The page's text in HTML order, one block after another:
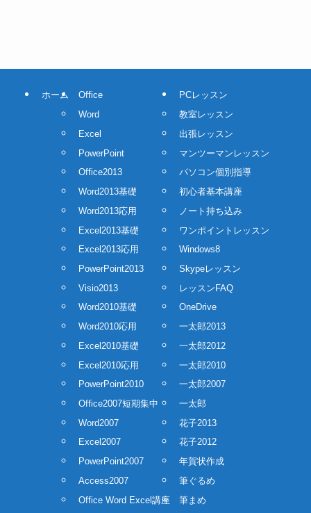
ホーム
Office
Word
Excel
PowerPoint
Office2013
Word2013基礎
Word2013応用
Excel2013基礎
Excel2013応用
PowerPoint2013
Visio2013
Word2010基礎
Word2010応用
Excel2010基礎
Excel2010応用
PowerPoint2010
Office2007短期集中
Word2007
Excel2007
PowerPoint2007
Access2007
Office Word Excel講座
PCレッスン
教室レッスン
出張レッスン
マンツーマンレッスン
パソコン個別指導
初心者基本講座
ノート持ち込み
ワンポイントレッスン
Windows8
Skypeレッスン
レッスンFAQ
OneDrive
一太郎2013
一太郎2012
一太郎2010
一太郎2007
一太郎
花子2013
花子2012
年賀状作成
筆ぐるめ
筆まめ